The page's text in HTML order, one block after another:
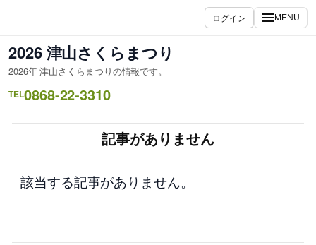
を
ス
キ
ッ
ログイン MENU
2026 津山さくらまつり
2026年 津山さくらまつりの情報です。
TEL0868-22-3310
記事がありません
該当する記事がありません。